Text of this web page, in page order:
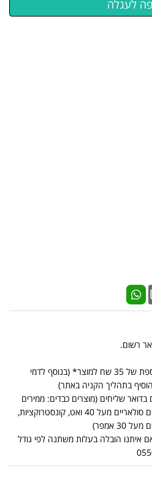
רשום.
ישנה אפשרות לדואר שליחים בתוספת של 35 שח למוצר* (בנוסף לדמי
בתהליך הקניה באתר)
שליחים (מוצרים כבדים: ממירים
מכניים מ 3000 ואט ומעלה, פאנלים סולאריים מעל 40 ואט, קונסטרוקציות,
אמפר)
איתנו הובלה בעלות משתנה לפי גודל